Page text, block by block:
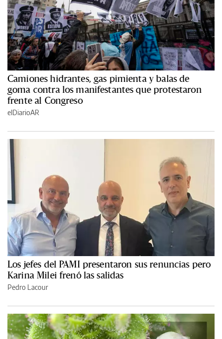
Camiones hidrantes, gas pimienta y balas de
goma contra los manifestantes que protestaron
frente al Congreso
elDiarioAR
Los jefes del PAMI presentaron sus renuncias pero
Karina Milei frenó las salidas
Pedro Lacour